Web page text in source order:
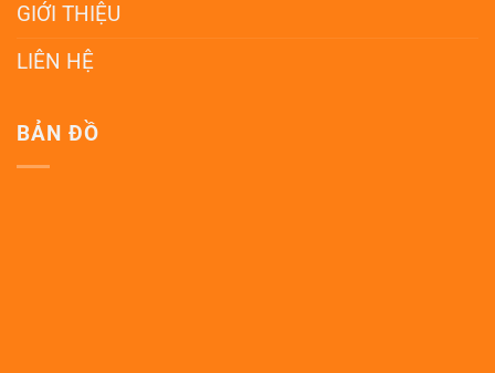
GIỚI THIỆU
LIÊN HỆ
BẢN ĐỒ